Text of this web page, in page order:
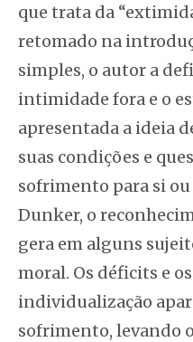
que trata da
retomado na
simples, o autor a
intimidade fora e o
apresentada a ideia
suas condições e
sofrimento para si
Dunker, o
gera em alguns
moral. Os déficits e
individualização
sofrimento, levando